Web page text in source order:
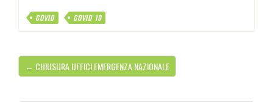
COVID COVID 19
← CHIUSURA UFFICI EMERGENZA NAZIONALE